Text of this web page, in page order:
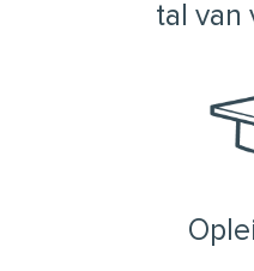
tal van